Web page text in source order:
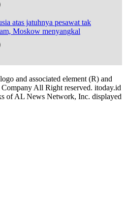
atas jatuhnya pesawat tak
Moskow menyangkal
and associated element (R) and
All Right reserved. itoday.id
of AL News Network, Inc. displayed